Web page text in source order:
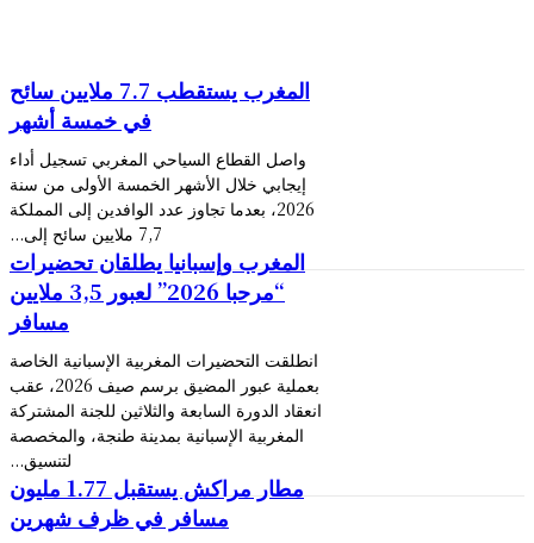
المغرب يستقطب 7.7 ملايين سائح
في خمسة أشهر
واصل القطاع السياحي المغربي تسجيل أداء
إيجابي خلال الأشهر الخمسة الأولى من سنة
2026، بعدما تجاوز عدد الوافدين إلى المملكة
7,7 ملايين سائح إلى...
المغرب وإسبانيا يطلقان تحضيرات
“مرحبا 2026” لعبور 3,5 ملايين
مسافر
انطلقت التحضيرات المغربية الإسبانية الخاصة
بعملية عبور المضيق برسم صيف 2026، عقب
انعقاد الدورة السابعة والثلاثين للجنة المشتركة
المغربية الإسبانية بمدينة طنجة، والمخصصة
لتنسيق...
مطار مراكش يستقبل 1.77 مليون
مسافر في ظرف شهرين